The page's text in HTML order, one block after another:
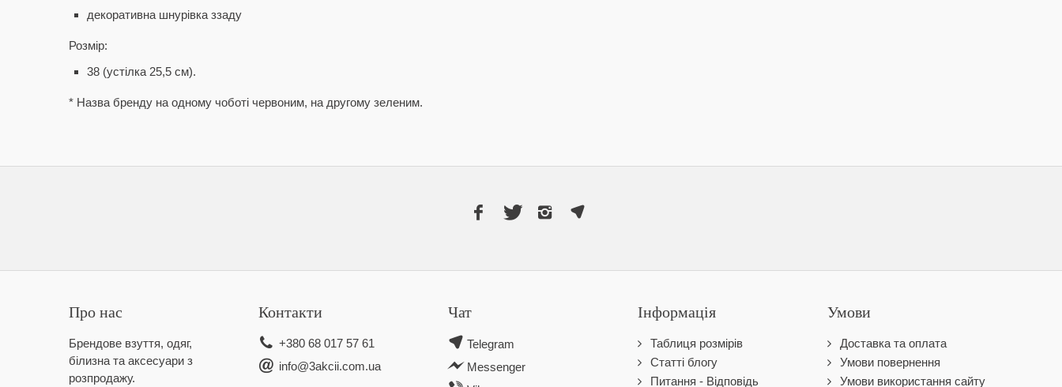
декоративна шнурівка ззаду
Розмір:
38 (устілка 25,5 см).
* Назва бренду на одному чоботі червоним, на другому зеленим.
Про нас
Брендове взуття, одяг,
білизна та аксесуари з
розпродажу.
Контакти
+380 68 017 57 61
info@3akcii.com.ua
Чат
Telegram
Messenger
Інформація
Таблиця розмірів
Статті блогу
Питання - Відповідь
Умови
Доставка та оплата
Умови повернення
Умови використання сайту